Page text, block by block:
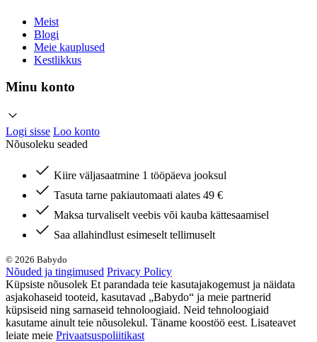
Meist
Blogi
Meie kauplused
Kestlikkus
Minu konto
Logi sisse Loo konto
Nõusoleku seaded
Kiire väljasaatmine 1 tööpäeva jooksul
Tasuta tarne pakiautomaati alates 49 €
Maksa turvaliselt veebis või kauba kättesaamisel
Saa allahindlust esimeselt tellimuselt
© 2026 Babydo
Nõuded ja tingimused Privacy Policy
Küpsiste nõusolek Et parandada teie kasutajakogemust ja näidata
asjakohaseid tooteid, kasutavad „Babydo“ ja meie partnerid
küpsiseid ning sarnaseid tehnoloogiaid. Neid tehnoloogiaid
kasutame ainult teie nõusolekul. Täname koostöö eest. Lisateavet
leiate meie Privaatsuspoliitikast